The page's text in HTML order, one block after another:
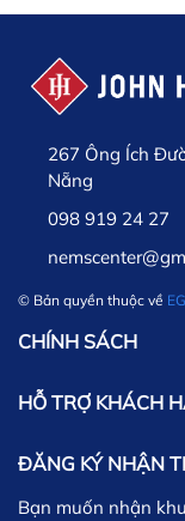
267 Ông Ích
Nẵng
098 919 24 27
© Bản quyền thuộc về
CHÍNH SÁCH
HỖ TRỢ KHÁCH
ĐĂNG KÝ NHẬN
Bạn muốn nhận